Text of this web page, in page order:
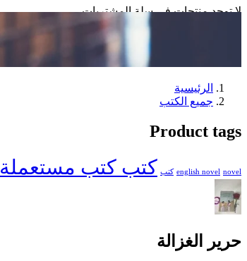
لا توجد منتجات في سلة المشتريات.
الرئيسية
جميع الكتب
Product tags
english novel novel كتب كتب كتب مستعملة
حرير الغزالة